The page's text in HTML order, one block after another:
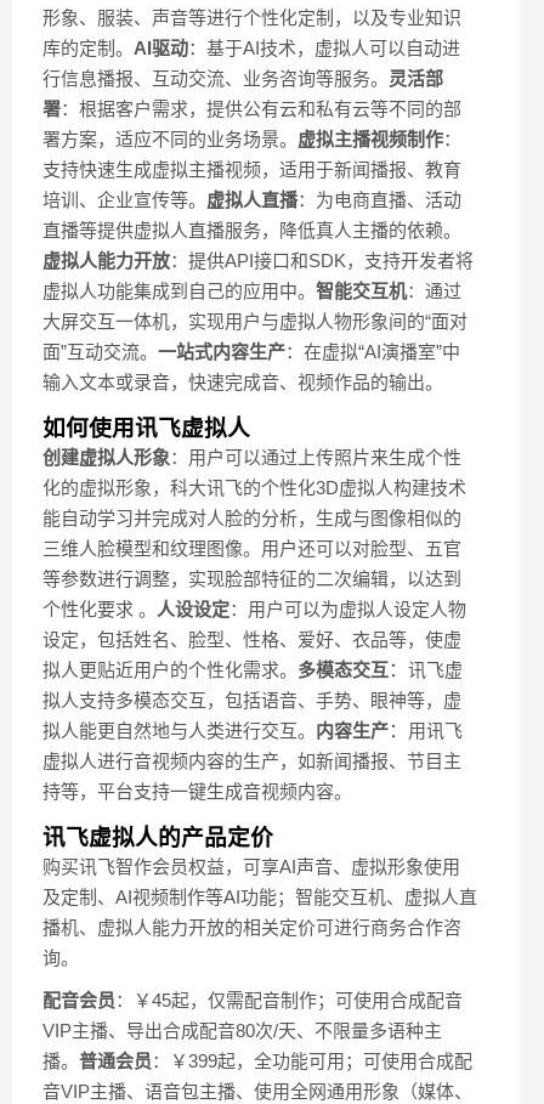
形象、服装、声音等进行个性化定制，以及专业知识
库的定制。 AI驱动：基于AI技术，虚拟人可以自动进
行信息播报、互动交流、业务咨询等服务。 灵活部
署：根据客户需求，提供公有云和私有云等不同的部
署方案，适应不同的业务场景。 虚拟主播视频制作：
支持快速生成虚拟主播视频，适用于新闻播报、教育
培训、企业宣传等。 虚拟人直播：为电商直播、活动
直播等提供虚拟人直播服务，降低真人主播的依赖。
虚拟人能力开放：提供API接口和SDK，支持开发者将
虚拟人功能集成到自己的应用中。 智能交互机：通过
大屏交互一体机，实现用户与虚拟人物形象间的“面对
面”互动交流。 一站式内容生产：在虚拟“AI演播室”中
输入文本或录音，快速完成音、视频作品的输出。
如何使用讯飞虚拟人
创建虚拟人形象：用户可以通过上传照片来生成个性
化的虚拟形象，科大讯飞的个性化3D虚拟人构建技术
能自动学习并完成对人脸的分析，生成与图像相似的
三维人脸模型和纹理图像。用户还可以对脸型、五官
等参数进行调整，实现脸部特征的二次编辑，以达到
个性化要求 。
人设设定：用户可以为虚拟人设定人物
设定，包括姓名、脸型、性格、爱好、衣品等，使虚
拟人更贴近用户的个性化需求。 多模态交互： 讯飞虚
拟人支持多模态交互，包括语音、手势、眼神等，虚
拟人能更自然地与人类进行交互。 内容生产： 用讯飞
虚拟人进行音视频内容的生产，如新闻播报、节目主
持等，平台支持一键生成音视频内容。
讯飞虚拟人的产品定价
购买讯飞智作会员权益，可享AI声音、虚拟形象使用
及定制、AI视频制作等AI功能；智能交互机、虚拟人直
播机、虚拟人能力开放的相关定价可进行商务合作咨
询。
配音会员：￥45起，仅需配音制作；可使用合成配音
VIP主播、导出合成配音80次/天、不限量多语种主
播。 普通会员：￥399起，全功能可用；可使用合成配
音VIP主播、语音包主播、使用全网通用形象（媒体、